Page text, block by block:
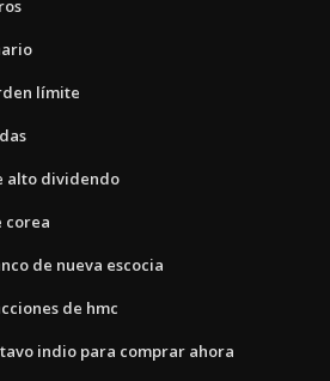
límite
alto dividendo
corea
de nueva escocia
de hmc
indio para comprar ahora